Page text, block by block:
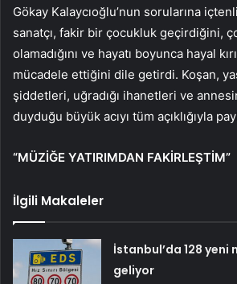
Gökay Kalaycıoğlu’nun sorularına
sanatçı, fakir bir çocukluk geçirdiğini,
olamadığını ve hayatı boyunca hayal
mücadele ettiğini dile getirdi. Koşan,
şiddetleri, uğradığı ihanetleri ve
duyduğu büyük acıyı tüm açıklığıyla
“MÜZİĞE YATIRIMDAN FAKİRLEŞTİM”
İlgili Makaleler
İstanbul’da 128 yeni
geliyor